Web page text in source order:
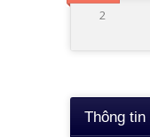
2
Thông tin